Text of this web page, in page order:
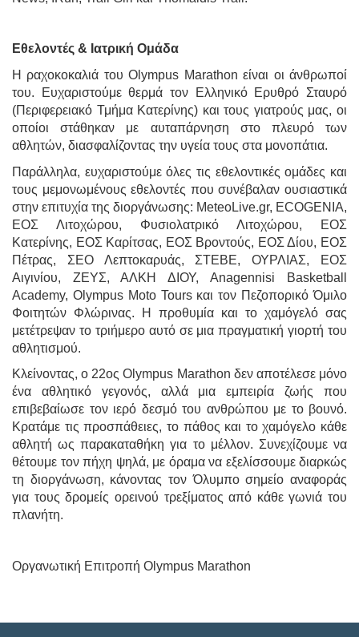
Εθελοντές & Ιατρική Ομάδα
Η ραχοκοκαλιά του Olympus Marathon είναι οι άνθρωποί
του. Ευχαριστούμε θερμά τον Ελληνικό Ερυθρό Σταυρό
(Περιφερειακό Τμήμα Κατερίνης) και τους γιατρούς μας, οι
οποίοι στάθηκαν με αυταπάρνηση στο πλευρό των
αθλητών, διασφαλίζοντας την υγεία τους στα μονοπάτια.
Παράλληλα, ευχαριστούμε όλες τις εθελοντικές ομάδες και
τους μεμονωμένους εθελοντές που συνέβαλαν ουσιαστικά
στην επιτυχία της διοργάνωσης: MeteoLive.gr, ECOGENIA,
ΕΟΣ Λιτοχώρου, Φυσιολατρικό Λιτοχώρου, ΕΟΣ
Κατερίνης, ΕΟΣ Καρίτσας, ΕΟΣ Βροντούς, ΕΟΣ Δίου, ΕΟΣ
Πέτρας, ΣΕΟ Λεπτοκαρυάς, ΣΤΕΒΕ, ΟΥΡΛΙΑΣ, ΕΟΣ
Αιγινίου, ΖΕΥΣ, ΑΛΚΗ ΔΙΟΥ, Anagennisi Basketball
Academy, Olympus Moto Tours και τον Πεζοπορικό Όμιλο
Φοιτητών Φλώρινας. Η προθυμία και το χαμόγελό σας
μετέτρεψαν το τριήμερο αυτό σε μια πραγματική γιορτή του
αθλητισμού.
Κλείνοντας, ο 22ος Olympus Marathon δεν αποτέλεσε μόνο
ένα αθλητικό γεγονός, αλλά μια εμπειρία ζωής που
επιβεβαίωσε τον ιερό δεσμό του ανθρώπου με το βουνό.
Κρατάμε τις προσπάθειες, το πάθος και το χαμόγελο κάθε
αθλητή ως παρακαταθήκη για το μέλλον. Συνεχίζουμε να
θέτουμε τον πήχη ψηλά, με όραμα να εξελίσσουμε διαρκώς
τη διοργάνωση, κάνοντας τον Όλυμπο σημείο αναφοράς
για τους δρομείς ορεινού τρεξίματος από κάθε γωνιά του
πλανήτη.
Οργανωτική Επιτροπή Olympus Marathon